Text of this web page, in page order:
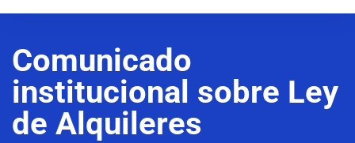
Comunicado
institucional sobre Ley
de Alquileres